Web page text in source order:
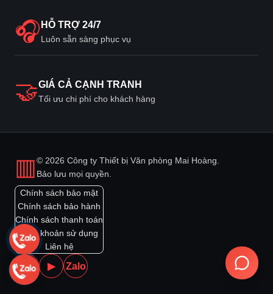
🎧 HỖ TRỢ 24/7
Luôn sẵn sàng phục vụ
🤝GIÁ CẢ CẠNH TRANH
Tối ưu chi phí cho khách hàng
▥© 2026 Công ty Thiết bị Văn phòng Mai Hoàng.
Bảo lưu mọi quyền.
Chính sách bảo mật
Chính sách bảo hành
Chính sách thanh toán
Điều khoản sử dụng
Liên hệ
f ▶ Zalo